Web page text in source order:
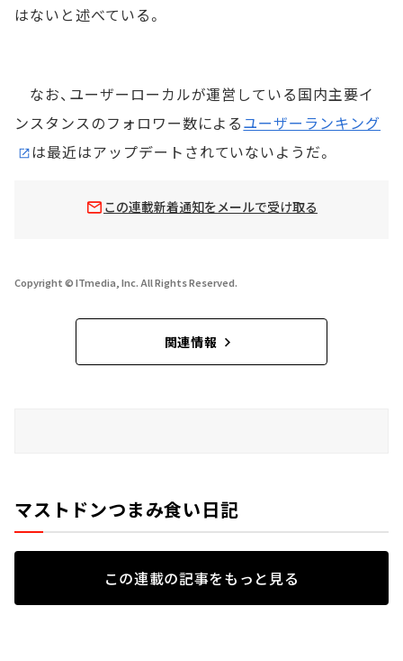
はないと述べている。
なお、ユーザーローカルが運営している国内主要イ
ンスタンスのフォロワー数によるユーザーランキング
は最近はアップデートされていないようだ。
この連載新着通知をメールで受け取る
Copyright © ITmedia, Inc. All Rights Reserved.
関連情報
マストドンつまみ食い日記
この連載の記事をもっと見る